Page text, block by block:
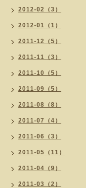
2012-02（3）
2012-01（1）
2011-12（5）
2011-11（3）
2011-10（5）
2011-09（5）
2011-08（8）
2011-07（4）
2011-06（3）
2011-05（11）
2011-04（9）
2011-03（2）